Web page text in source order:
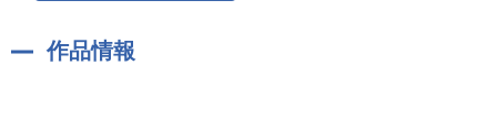
作品情報